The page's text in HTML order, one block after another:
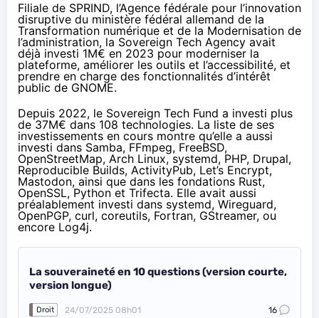
Filiale de SPRIND, l’Agence fédérale pour l’innovation
disruptive du ministère fédéral allemand de la
Transformation numérique et de la Modernisation de
l’administration, la Sovereign Tech Agency avait
déjà investi 1M€ en 2023 pour moderniser la
plateforme, améliorer les outils et l’accessibilité, et
prendre en charge des fonctionnalités d’intérêt
public de GNOME.
Depuis 2022, le Sovereign Tech Fund a investi plus
de 37M€ dans 108 technologies. La liste de ses
investissements en cours montre qu’elle a aussi
investi dans Samba, FFmpeg, FreeBSD,
OpenStreetMap, Arch Linux, systemd, PHP, Drupal,
Reproducible Builds, ActivityPub, Let’s Encrypt,
Mastodon, ainsi que dans les fondations Rust,
OpenSSL, Python et Trifecta. Elle avait aussi
préalablement investi dans systemd, Wireguard,
OpenPGP, curl, coreutils, Fortran, GStreamer, ou
encore Log4j.
La souveraineté en 10 questions (version courte,
version longue)
Droit 24/07/2025 08h01 16